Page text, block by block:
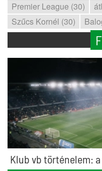
Premier League (30)
Szűcs Kornél (30)
Klub vb történelem: